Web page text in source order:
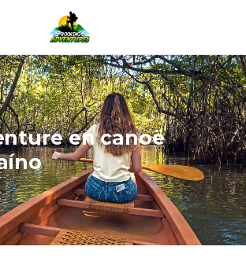
en canoë